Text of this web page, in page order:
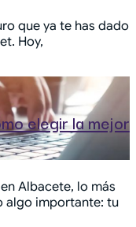
que ya te has dado
Hoy,
elegir la mejor
Albacete, lo más
algo importante: tu